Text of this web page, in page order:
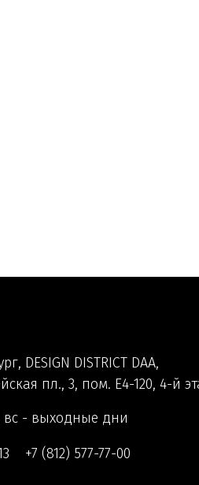
DESIGN DISTRICT DAA,
пл., 3, пом. Е4-120, 4-й
вс - выходные дни
+7 (812) 577-77-00